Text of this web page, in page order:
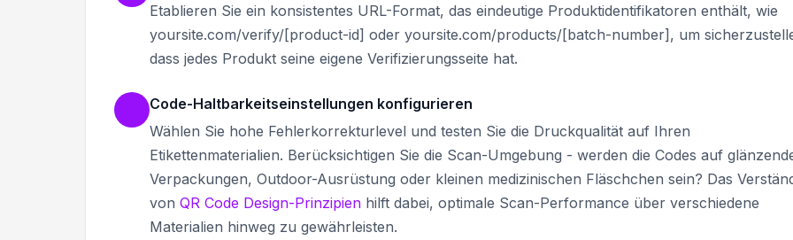
Etablieren Sie ein konsistentes URL-Format, das eindeutige Produktidentifikatoren enthält, wie
yoursite.com/verify/[product-id] oder yoursite.com/products/[batch-number], um
dass jedes Produkt seine eigene Verifizierungsseite hat.
Code-Haltbarkeitseinstellungen konfigurieren
Wählen Sie hohe Fehlerkorrekturlevel und testen Sie die Druckqualität auf Ihren
Etikettenmaterialien. Berücksichtigen Sie die Scan-Umgebung - werden die Codes auf
Verpackungen, Outdoor-Ausrüstung oder kleinen medizinischen Fläschchen sein? Das
von QR Code Design-Prinzipien hilft dabei, optimale Scan-Performance über verschiedene
Materialien hinweg zu gewährleisten.